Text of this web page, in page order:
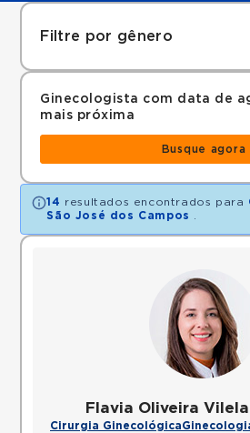
Filtre por gênero
Ginecologista com data de
mais próxima
Busque agora
14 resultados encontrados para
São José dos Campos
Flavia Oliveira
Cirurgia Ginecológica